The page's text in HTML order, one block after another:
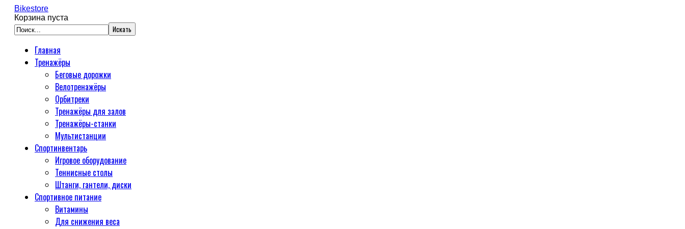
Bikestore
Корзина пуста
Главная
Тренажёры
Беговые дорожки
Велотренажёры
Орбитреки
Тренажёры для залов
Тренажёры-станки
Мультистанции
Спортинвентарь
Игровое оборудование
Теннисные столы
Штанги, гантели, диски
Спортивное питание
Витамины
Для снижения веса